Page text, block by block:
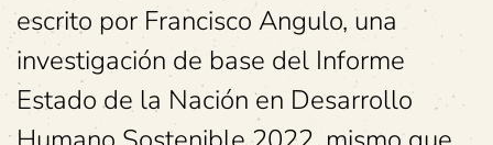
escrito por Francisco Angulo, una
investigación de base del Informe
Estado de la Nación en Desarrollo